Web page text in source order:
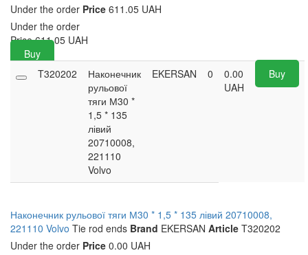
Under the order Price 611.05 UAH
Under the order
Price 611.05 UAH
Buy
T320202
Наконечник
рульової
тяги М30 *
1,5 * 135
лівий
20710008,
221110
Volvo
EKERSAN 0
0.00
UAH
Buy
Наконечник рульової тяги М30 * 1,5 * 135 лівий 20710008,
221110 Volvo Tie rod ends Brand EKERSAN Article T320202
Under the order Price 0.00 UAH